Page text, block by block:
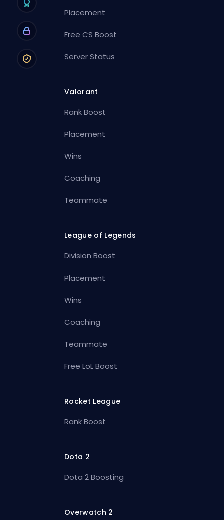
Placement
Free CS Boost
Server Status
Valorant
Rank Boost
Placement
Wins
Coaching
Teammate
League of Legends
Division Boost
Placement
Wins
Coaching
Teammate
Free LoL Boost
Rocket League
Rank Boost
Dota 2
Dota 2 Boosting
Overwatch 2